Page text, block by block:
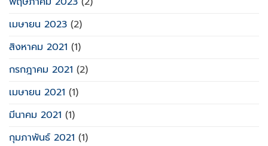
เมษายน 2023 (2)
สิงหาคม 2021 (1)
กรกฎาคม 2021 (2)
เมษายน 2021 (1)
มีนาคม 2021 (1)
กุมภาพันธ์ 2021 (1)